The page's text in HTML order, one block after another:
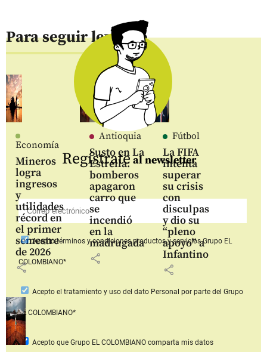
Para seguir leyendo
Economía
Mineros
logra
ingresos
y
utilidades
récord en
el primer
semestre
de 2026
share
Antioquia
Susto en La
Estrella:
bomberos
apagaron
carro que
se
incendió
en la
madrugada
share
Fútbol
La FIFA
intenta
superar
su crisis
con
disculpas
y dio su
“pleno
apoyo” a
Infantino
share
Regístrateal newsletter
Aceptotérminos y condiciones productos y serviciosGrupo EL
COLOMBIANO*
Acepto el tratamiento y uso del dato Personal por parte del Grupo
EL COLOMBIANO*
Acepto que Grupo EL COLOMBIANOcomparta mis datos